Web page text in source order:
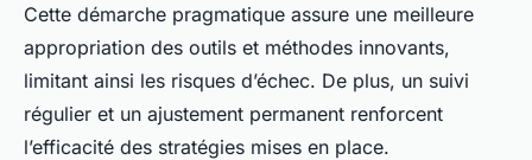
Cette démarche pragmatique assure une meilleure
appropriation des outils et méthodes innovants,
limitant ainsi les risques d’échec. De plus, un suivi
régulier et un ajustement permanent renforcent
l’efficacité des stratégies mises en place.